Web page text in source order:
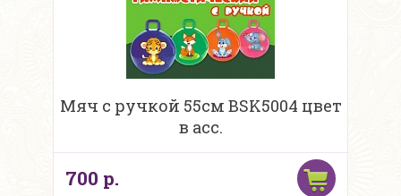
Мяч с ручкой 55см BSK5004 цвет
в асс.
700 р.